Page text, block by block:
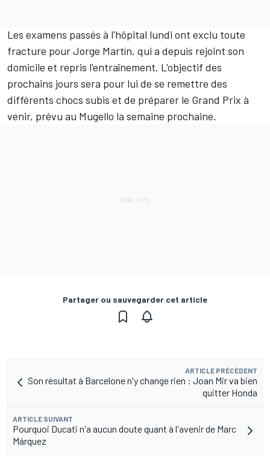
Les examens passés à l'hôpital lundi ont exclu toute
fracture pour Jorge Martín, qui a depuis rejoint son
domicile et repris l'entraînement. L'objectif des
prochains jours sera pour lui de se remettre des
différents chocs subis et de préparer le Grand Prix à
venir, prévu au Mugello la semaine prochaine.
Partager ou sauvegarder cet article
ARTICLE PRÉCÉDENT
Son résultat à Barcelone n'y change rien : Joan Mir va bien
quitter Honda
ARTICLE SUIVANT
Pourquoi Ducati n'a aucun doute quant à l'avenir de Marc
Márquez